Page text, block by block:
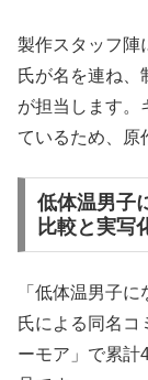
製作スタッフ陣
氏が名を連ね、
が担当します。
ているため、原
低体温男子
比較と実写
「低体温男子
氏による同名コ
ーモア」で累計